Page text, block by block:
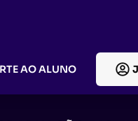
AO ALUNO